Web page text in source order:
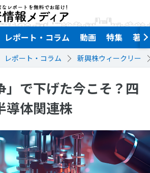
レポート・コラム 動画 特集 著者
レポート・コラム 新興株ウィークリー
」で下げた今こそ？四
導体関連株